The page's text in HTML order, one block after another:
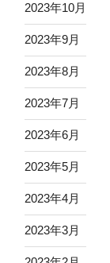
2023年10月
2023年9月
2023年8月
2023年7月
2023年6月
2023年5月
2023年4月
2023年3月